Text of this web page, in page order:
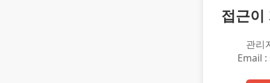
접근이
관리
Email